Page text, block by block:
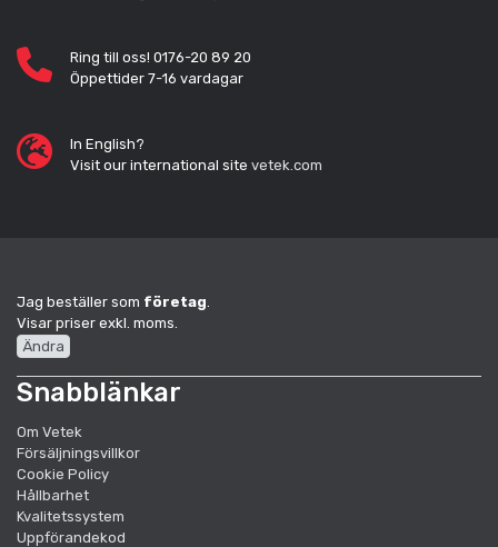
Ring till oss! 0176-20 89 20
Öppettider 7-16 vardagar
In English?
Visit our international site vetek.com
Jag beställer som företag.
Visar priser exkl. moms.
Ändra
Snabblänkar
Om Vetek
Försäljningsvillkor
Cookie Policy
Hållbarhet
Kvalitetssystem
Uppförandekod